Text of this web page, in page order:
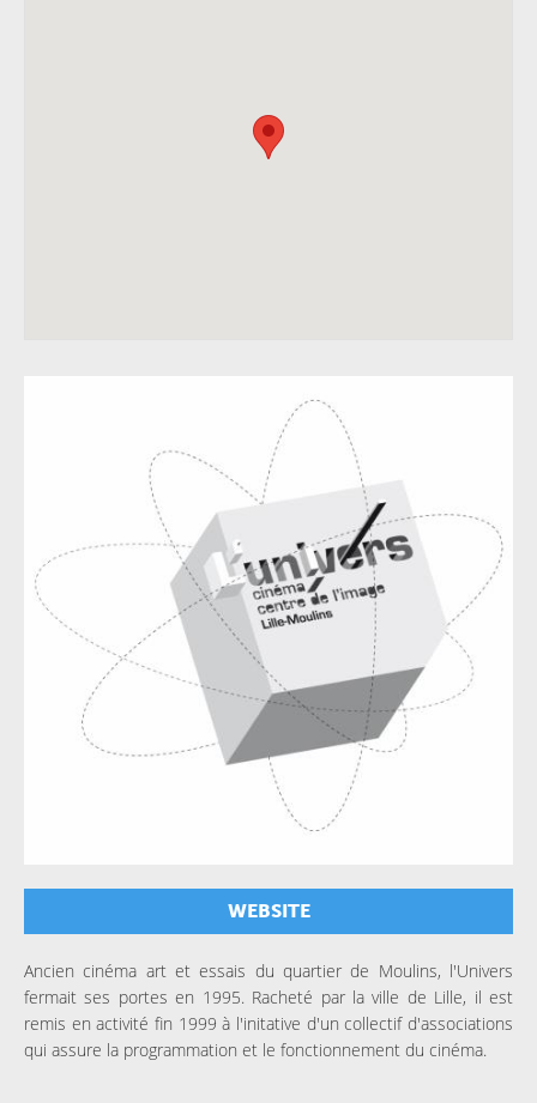
WEBSITE
Ancien cinéma art et essais du quartier de Moulins, l'Univers
fermait ses portes en 1995. Racheté par la ville de Lille, il est
remis en activité fin 1999 à l'initative d'un collectif d'associations
qui assure la programmation et le fonctionnement du cinéma.